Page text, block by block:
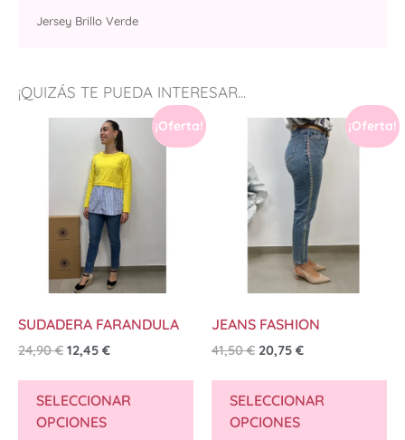
¡QUIZÁS TE PUEDA INTERESAR...
¡Oferta!
SUDADERA FARANDULA
24,90€ 12,45 €
SELECCIONAR
OPCIONES
¡Oferta!
JEANS FASHION
41,50€ 20,75 €
SELECCIONAR
OPCIONES
Jersey Brillo Verde